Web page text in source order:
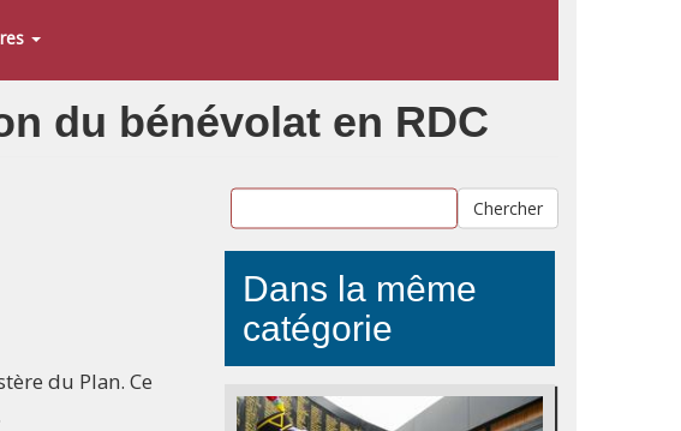
du bénévolat en RDC
du Plan. Ce
Chercher
Dans la même
catégorie